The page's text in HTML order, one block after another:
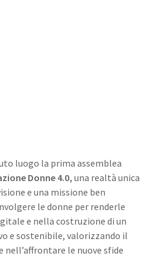
luogo la prima assemblea
Donne 4.0, una realtà unica
e una missione ben
le donne per renderle
e nella costruzione di un
e sostenibile, valorizzando il
le nuove sfide